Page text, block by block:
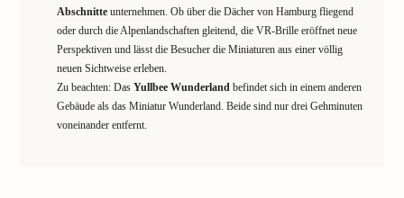
Abschnitte unternehmen. Ob über die Dächer von Hamburg fliegend
oder durch die Alpenlandschaften gleitend, die VR-Brille eröffnet neue
Perspektiven und lässt die Besucher die Miniaturen aus einer völlig
neuen Sichtweise erleben.
Zu beachten: Das Yullbee Wunderland befindet sich in einem anderen
Gebäude als das Miniatur Wunderland. Beide sind nur drei Gehminuten
voneinander entfernt.